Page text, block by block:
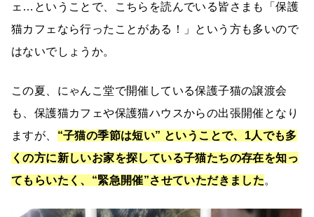
ェ…ということで、こちらを読んでいる皆さまも「保護
猫カフェなら行ったことがある！」という方も多いので
はないでしょうか。
この夏、にゃんこ堂で開催している保護子猫の譲渡会
も、保護猫カフェや保護猫ハウスからの出張開催となり
ますが、 “子猫の季節は短い” ということで、1人でも多
くの方に新しいお家を探している子猫たちの存在を知っ
てもらいたく、“緊急開催”させていただきました。